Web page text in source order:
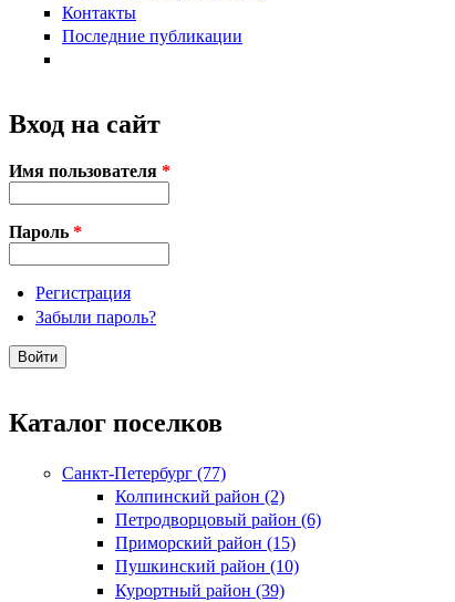
Контакты
Последние публикации
Вход на сайт
Имя пользователя *
Пароль *
Регистрация
Забыли пароль?
Каталог поселков
Санкт-Петербург (77)
Колпинский район (2)
Петродворцовый район (6)
Приморский район (15)
Пушкинский район (10)
Курортный район (39)